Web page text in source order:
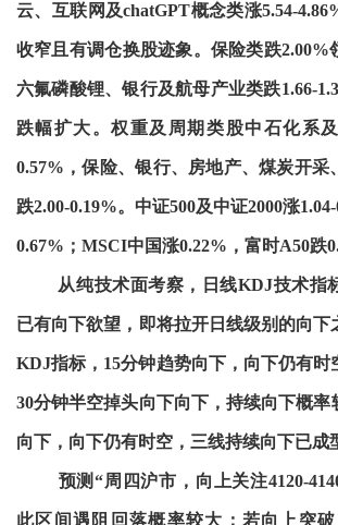
云、互联网及chatGPT概念类涨5.54-
收窄且有调仓换股迹象。保险类跌2.00%
六氟磷酸锂、银行及航母产业类跌1.66-
跌幅扩大。权重及周期类股中石化系
0.57%，保险、银行、房地产、煤炭开采
跌2.00-0.19%。中证500及中证2000涨
0.67%；MSCI中国涨0.22%，富时A50跌
从纯技术面考察，日线KDJ技术指
已有向下欲望，即将拉开日线级别的向下
KDJ指标，15分钟趋势向下，向下仍有时
30分钟半空掉头向下向下，持续向下概率
向下，向下仍有时空，三线持续向下已成
预测“周四沪市，向上关注4120-
此区间遇阻回落概率较大；若向上突破